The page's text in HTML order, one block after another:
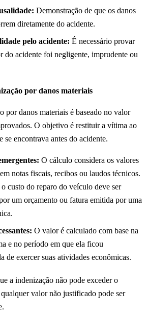
Demonstração de que os danos
diretamente do acidente.
pelo acidente: É necessário provar
do acidente foi negligente, imprudente ou
por danos materiais
por danos materiais é baseado no valor
O objetivo é restituir a vítima ao
se encontrava antes do acidente.
O cálculo considera os valores
notas fiscais, recibos ou laudos técnicos.
custo do reparo do veículo deve ser
um orçamento ou fatura emitida por uma
O valor é calculado com base na
e no período em que ela ficou
de exercer suas atividades econômicas.
a indenização não pode exceder o
valor não justificado pode ser